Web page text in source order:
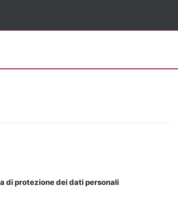
di protezione dei dati personali